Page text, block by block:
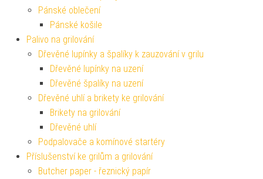
Pánské oblečení
Pánské košile
Palivo na grilování
Dřevěné lupínky a špalíky k zauzování v grilu
Dřevěné lupínky na uzení
Dřevěné špalíky na uzení
Dřevěné uhlí a brikety ke grilování
Brikety na grilování
Dřevěné uhlí
Podpalovače a komínové startéry
Příslušenství ke grilům a grilování
Butcher paper - řeznický papír